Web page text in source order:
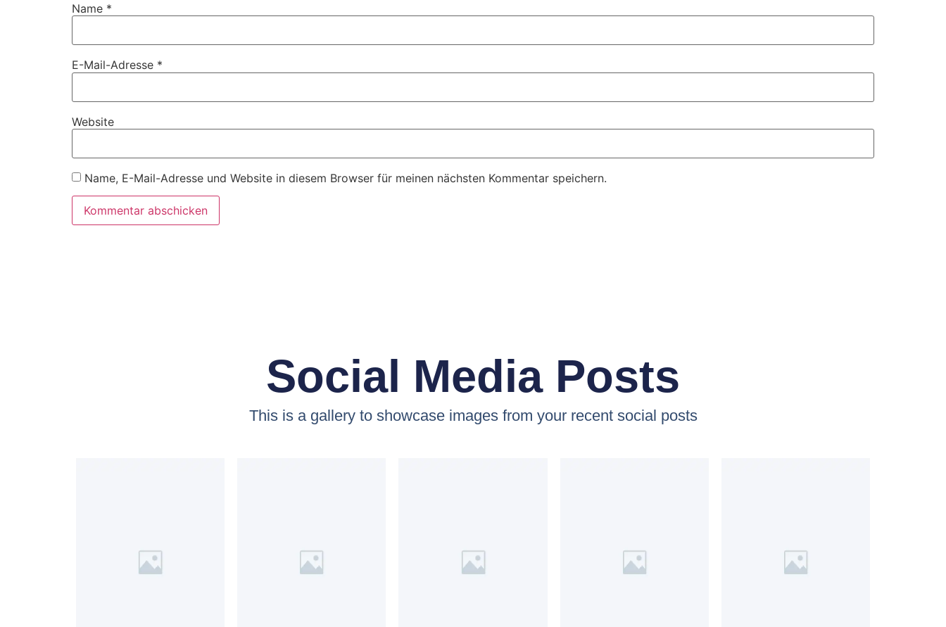
Name *
E-Mail-Adresse *
Website
Name, E-Mail-Adresse und Website in diesem Browser für meinen nächsten Kommentar speichern.
Social Media Posts
This is a gallery to showcase images from your recent social posts